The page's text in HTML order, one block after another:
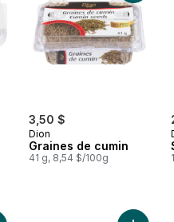
3,50 $
Dion
Graines de cumin
41 g, 8,54 $/100g